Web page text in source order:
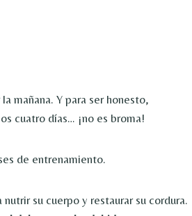
mañana. Y para ser honesto,
cuatro días… ¡no es broma!
de entrenamiento.
su cuerpo y restaurar su cordura.